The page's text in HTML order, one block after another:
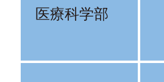
医療科学部